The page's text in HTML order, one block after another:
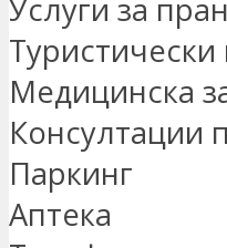
Услуги за
Туристически
Медицинска
Консултации
Паркинг
Аптека